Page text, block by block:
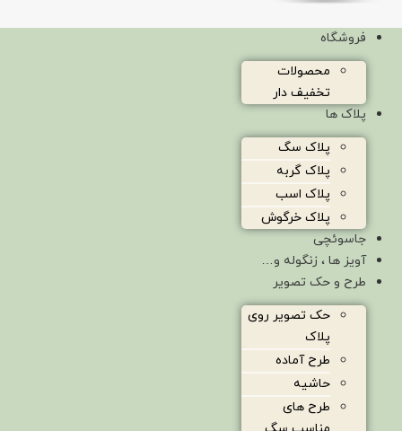
فروشگاه
محصولات
تخفیف دار
پلاک ها
پلاک سگ
پلاک گربه
پلاک اسب
پلاک خرگوش
جاسوئچی
آویز ها ، زنگوله و…
طرح و حک تصویر
حک تصویر روی
پلاک
طرح آماده
حاشیه
طرح های